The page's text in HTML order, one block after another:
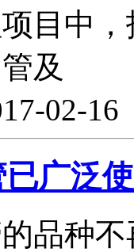
目中
及
02-
广泛
品种